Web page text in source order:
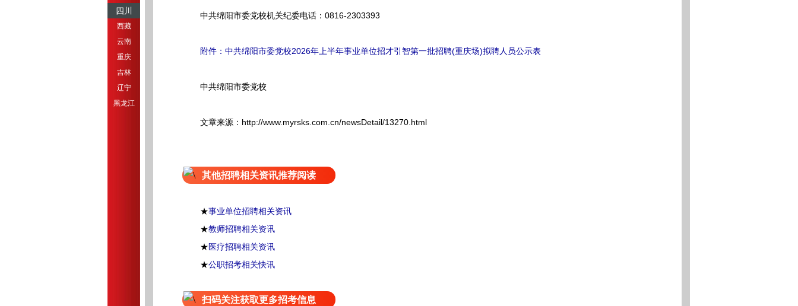
四川
西藏
云南
重庆
吉林
辽宁
黑龙江
中共绵阳市委党校机关纪委电话：0816-2303393
附件：中共绵阳市委党校2026年上半年事业单位招才引智第一批招聘(重庆场)拟聘人员公示表
中共绵阳市委党校
文章来源：http://www.myrsks.com.cn/newsDetail/13270.html
其他招聘相关资讯推荐阅读
★事业单位招聘相关资讯
★教师招聘相关资讯
★医疗招聘相关资讯
★公职招考相关快讯
扫码关注获取更多招考信息